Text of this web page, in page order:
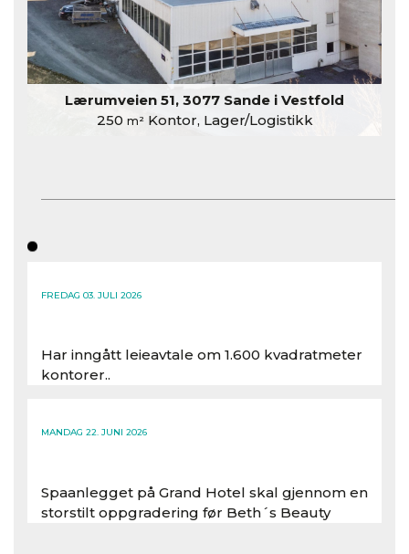
Lærumveien 51, 3077 Sande i Vestfold
250 m²Kontor, Lager/Logistikk
FREDAG 03. JULI 2026
Har inngått leieavtale om 1.600 kvadratmeter
kontorer..
MANDAG 22. JUNI 2026
Spaanlegget på Grand Hotel skal gjennom en
storstilt oppgradering før Beth´s Beauty